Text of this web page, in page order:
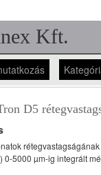
Kft.
D5
0-5000 µm-ig integrált